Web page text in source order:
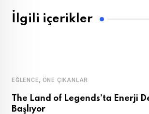
İlgili içerikler
EĞLENCE, ÖNE ÇIKANLAR
The Land of Legends’ta Enerji
Başlıyor